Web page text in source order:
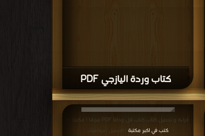
كتاب وردة اليازجي PDF
قراءة و تحميل كتاب كتاب قل وداعا PDF مجانا | مكتبة >
كتب في اكبر مكتبة
| التحميل : مرة/مرات